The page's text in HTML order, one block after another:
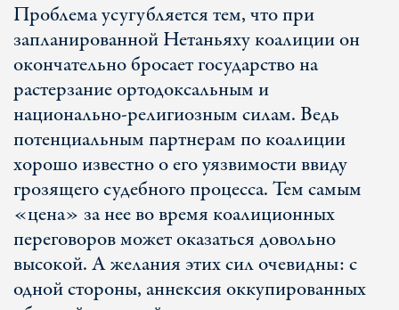
Проблема усугубляется тем, что при
запланированной Нетаньяху коалиции он
окончательно бросает государство на
растерзание ортодоксальным и
национально-религиозным силам. Ведь
потенциальным партнерам по коалиции
хорошо известно о его уязвимости ввиду
грозящего судебного процесса. Тем самым
«цена» за нее во время коалиционных
переговоров может оказаться довольно
высокой. А желания этих сил очевидны: с
одной стороны, аннексия оккупированных